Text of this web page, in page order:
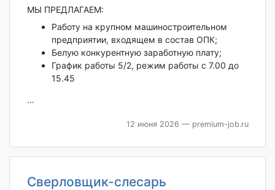
МЫ ПРЕДЛАГАЕМ:
Работу на крупном машиностроительном
предприятии, входящем в состав ОПК;
Белую конкурентную заработную плату;
График работы 5/2, режим работы с 7.00 до
15.45
...
12 июня 2026 — premium-job.ru
Сверловщик-слесарь